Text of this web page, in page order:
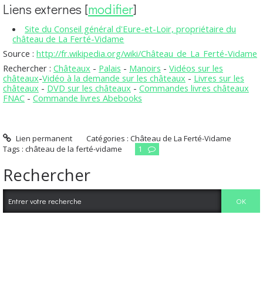
Liens externes [modifier]
Site du Conseil général d'Eure-et-Loir, propriétaire du
château de La Ferté-Vidame
Source : http://fr.wikipedia.org/wiki/Château_de_La_Ferté-Vidame
Rechercher : Châteaux - Palais - Manoirs - Vidéos sur les
châteaux-Vidéo à la demande sur les châteaux - Livres sur les
châteaux - DVD sur les châteaux - Commandes livres châteaux
FNAC - Commande livres Abebooks
Lien permanent Catégories :Château de La Ferté-Vidame
Tags : château de la ferté-vidame 1
Rechercher